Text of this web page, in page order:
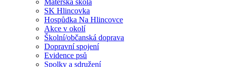
Mateřská škola
SK Hlincovka
Hospůdka Na Hlincovce
Akce v okolí
Školní/občanská doprava
Dopravní spojení
Evidence psů
Spolky a sdružení